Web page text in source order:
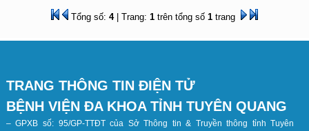
Tổng số:4| Trang:1 trên tổng số1 trang
TRANG THÔNG TIN ĐIỆN TỬ
BỆNH VIỆN ĐA KHOA TỈNH TUYÊN QUANG
– GPXB số: 95/GP-TTĐT của Sở Thông tin & Truyền thông tỉnh Tuyên